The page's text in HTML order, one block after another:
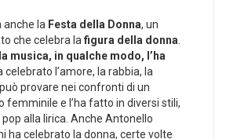
anche la Festa della Donna, un
che celebra la figura della donna
la musica, in qualche modo, l’ha
celebrato l’amore, la rabbia, la
provare nei confronti di un
femminile e l’ha fatto in diversi stili,
pop alla lirica. Anche Antonello
ha celebrato la donna, certe volte